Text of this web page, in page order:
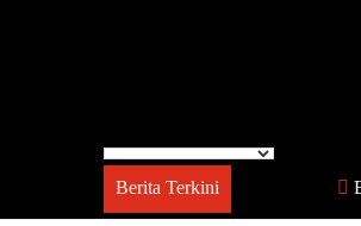
Berita Terkini